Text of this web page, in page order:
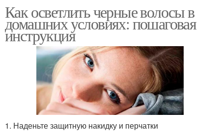
Как осветлить черные волосы в
домашних условиях: пошаговая
инструкция
1. Наденьте защитную накидку и перчатки